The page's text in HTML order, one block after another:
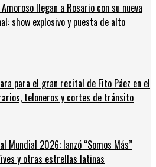
Amoroso llegan a Rosario con su nueva
show explosivo y puesta de alto
para el gran recital de Fito Páez en el
teloneros y cortes de tránsito
Mundial 2026: lanzó “Somos Más”
y otras estrellas latinas